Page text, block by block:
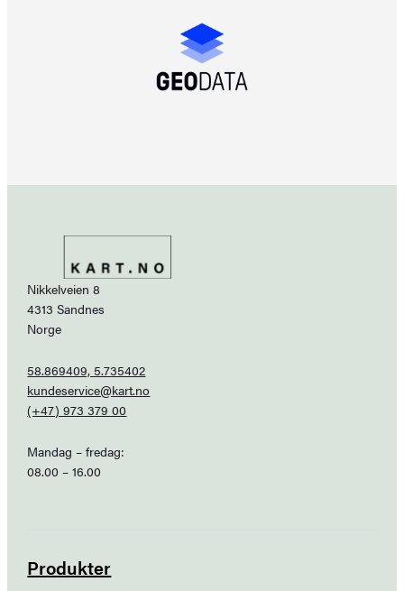
Nikkelveien 8
4313 Sandnes
Norge
58.869409, 5.735402
kundeservice@kart.no
(+47) 973 379 00
Mandag – fredag:
08.00 – 16.00
Produkter